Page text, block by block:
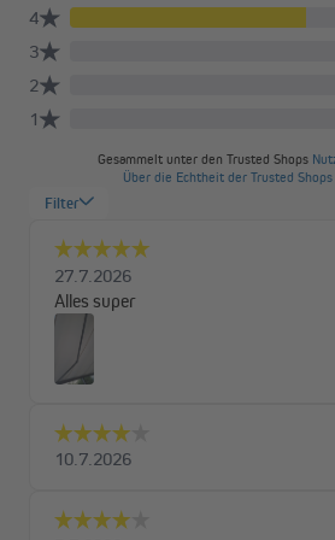
Die Quadris ist in Standardbreiten von
einem Ausfall von bis zu 3,5 Metern
Hochwertige Materialien für
Unsere wasser- und
es in leuchtenden Farben wie Weinrot
klassischem Grau. Du hast die Wahl
Blockstreifen. Ein UV-Schutz von 30+
Sonnenstunden unter deiner Markise.
Aluminium erhältst du wahlweise in
Durchdachte Technik für
vor Witterungseinflüssen. Eine
Tuch beim Einfahren automatisch, die
Ausfallprofil sorgt für einen optimalen